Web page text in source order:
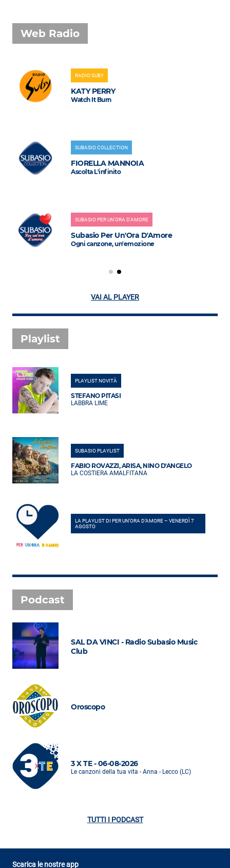
Web Radio
RADIO SUBY
KATY PERRY
Watch It Burn
SUBASIO COLLECTION
FIORELLA MANNOIA
Ascolta L'infinito
SUBASIO PER UN'ORA D'AMORE
Subasio Per Un'Ora D'Amore
Ogni canzone, un'emozione
VAI AL PLAYER
Playlist
PLAYLIST NOVITÀ
STEFANO PITASI
LABBRA LIME
SUBASIO PLAYLIST
FABIO ROVAZZI, ARISA, NINO D'ANGELO
LA COSTIERA AMALFITANA
LA PLAYLIST DI PER UN’ORA D’AMORE – VENERDÌ 7
AGOSTO
Podcast
SAL DA VINCI - Radio Subasio Music
Club
Oroscopo
3 X TE - 06-08-2026
Le canzoni della tua vita - Anna - Lecco (LC)
TUTTI I PODCAST
Scarica le nostre app